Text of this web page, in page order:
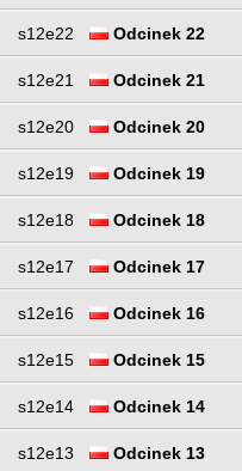
s12e22 Odcinek 22
s12e21 Odcinek 21
s12e20 Odcinek 20
s12e19 Odcinek 19
s12e18 Odcinek 18
s12e17 Odcinek 17
s12e16 Odcinek 16
s12e15 Odcinek 15
s12e14 Odcinek 14
s12e13 Odcinek 13